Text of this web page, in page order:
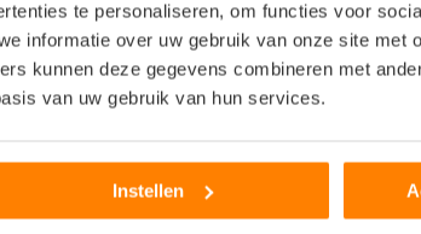
te personaliseren, om functies voor
informatie over uw gebruik van onze site met
kunnen deze gegevens combineren met
van uw gebruik van hun services.
Instellen
of autodemontagebedrijf in de buurt van